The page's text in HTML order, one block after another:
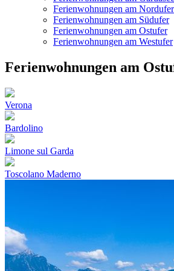
Ferienwohnungen am Nordufer
Ferienwohnungen am Südufer
Ferienwohnungen am Ostufer
Ferienwohnungen am Westufer
Ferienwohnungen am
Verona
Bardolino
Limone sul Garda
Toscolano Maderno